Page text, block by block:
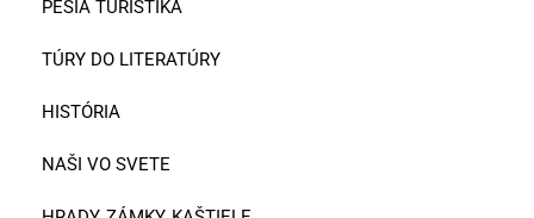
PEŠIA TURISTIKA
TÚRY DO LITERATÚRY
HISTÓRIA
NAŠI VO SVETE